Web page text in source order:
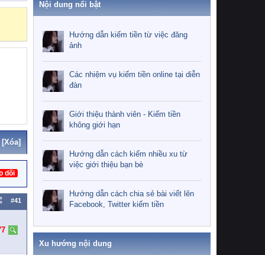
[Xóa]
dõi
#41
Nội dung nổi bật
Hướng dẫn kiếm tiền từ việc đăng
ảnh
Các nhiệm vụ kiếm tiền online tại diễn
đàn
Giới thiệu thành viên - Kiếm tiền
không giới hạn
Hướng dẫn cách kiếm nhiều xu từ
việc giới thiệu bạn bè
Hướng dẫn cách chia sẻ bài viết lên
Facebook, Twitter kiếm tiền
Xu hướng nội dung